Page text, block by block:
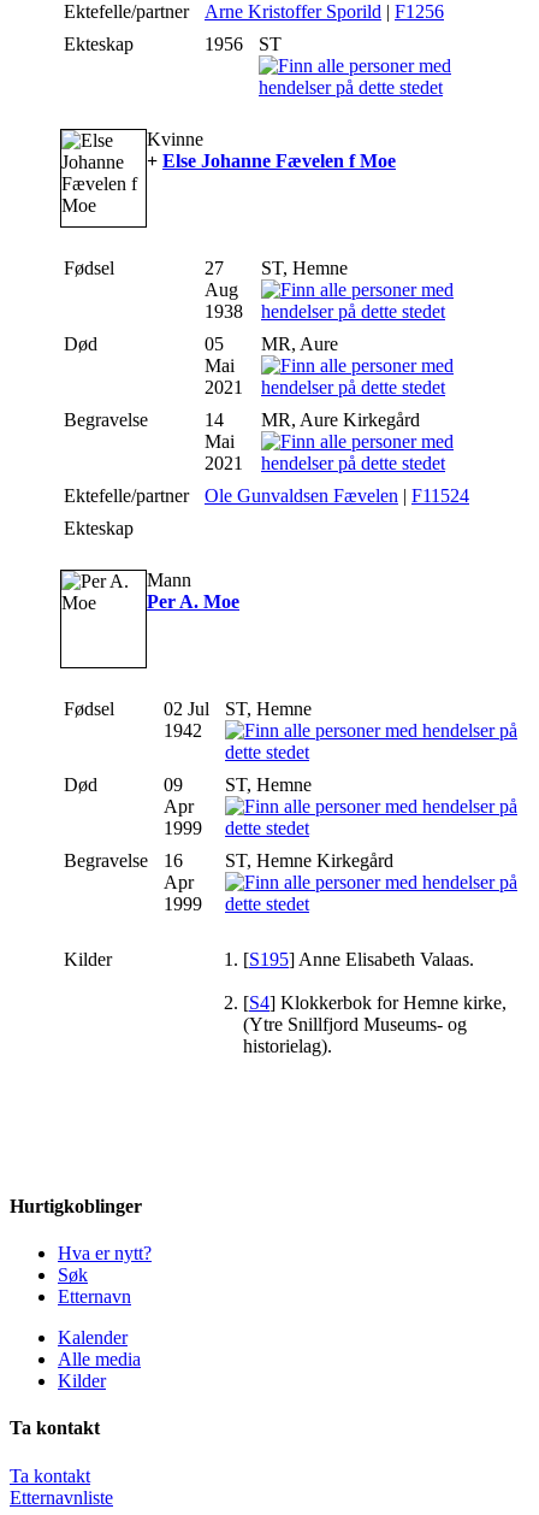
Ektefelle/partner Arne Kristoffer Sporild | F1256
Ekteskap
1956 ST
Kvinne
+ Else Johanne Fævelen f Moe
Fødsel
27
Aug
1938
ST, Hemne
Død
05
Mai
2021
MR, Aure
Begravelse
14
Mai
2021
MR, Aure Kirkegård
Ektefelle/partner Ole Gunvaldsen Fævelen | F11524
Ekteskap
Mann
Per A. Moe
Fødsel
02 Jul
1942
ST, Hemne
Død
09
Apr
1999
ST, Hemne
Begravelse
16
Apr
1999
ST, Hemne Kirkegård
Kilder [S195] Anne Elisabeth Valaas.
[S4] Klokkerbok for Hemne kirke,
(Ytre Snillfjord Museums- og
historielag).
Hurtigkoblinger
Hva er nytt?
Søk
Etternavn
Kalender
Alle media
Kilder
Ta kontakt
Ta kontakt
Etternavnliste